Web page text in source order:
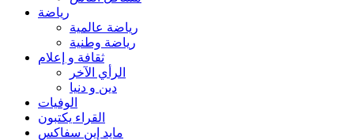
رياضة
رياضة عالمية
رياضة وطنية
ثقافة و إعلام
الرأي الآخر
دين و دنيا
الوفيات
القراء يكتبون
مايد إين سفاكس